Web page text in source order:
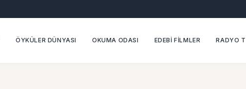
ÖYKÜLER DÜNYASI OKUMA ODASI EDEBİ FİLMLER RADYO